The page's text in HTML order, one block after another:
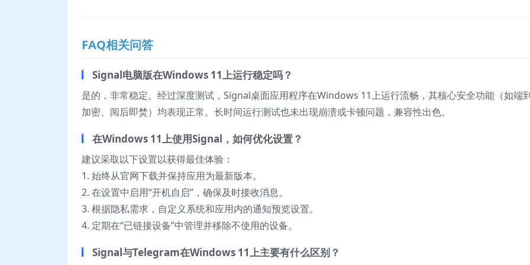
FAQ相关问答
Signal电脑版在Windows 11上运行稳定吗？
是的，非常稳定。经过深度测试，Signal桌面应用程序在Windows 11上运行流畅，其核心安全功能（如端
加密、阅后即焚）均表现正常。长时间运行测试也未出现崩溃或卡顿问题，兼容性出色。
在Windows 11上使用Signal，如何优化设置？
建议采取以下设置以获得最佳体验：
1. 始终从官网下载并保持应用为最新版本。
2. 在设置中启用“开机自启”，确保及时接收消息。
3. 根据隐私需求，自定义系统和应用内的通知预览设置。
4. 定期在“已链接设备”中管理并移除不使用的设备。
Signal与Telegram在Windows 11上主要有什么区别？